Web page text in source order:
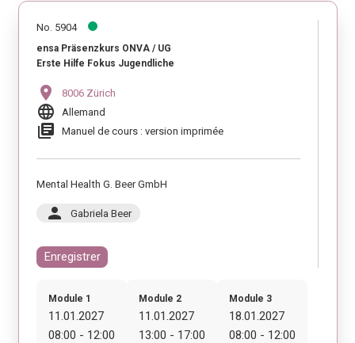
No. 5904
ensa Präsenzkurs ONVA / UG
Erste Hilfe Fokus Jugendliche
location_on 8006 Zürich
language Allemand
library_books Manuel de cours : version imprimée
Mental Health G. Beer GmbH
person Gabriela Beer
Enregistrer
Module 1
11.01.2027
08:00 - 12:00
Module 2
11.01.2027
13:00 - 17:00
Module 3
18.01.2027
08:00 - 12:00